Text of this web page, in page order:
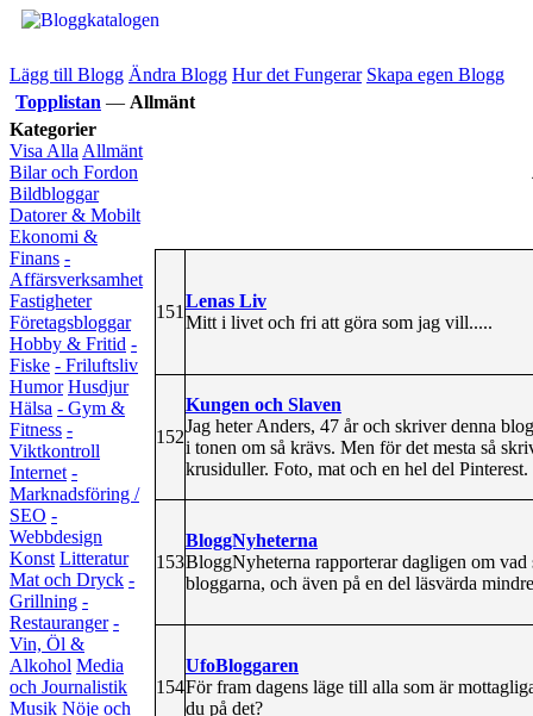
Lägg till Blogg Ändra Blogg Hur det Fungerar Skapa egen Blogg
Topplistan — Allmänt
Kategorier
Visa Alla Allmänt
Bilar och Fordon
Bildbloggar
Datorer & Mobilt
Ekonomi &
Finans -
Affärsverksamhet
Fastigheter
Företagsbloggar
Hobby & Fritid -
Fiske - Friluftsliv
Humor Husdjur
Hälsa - Gym &
Fitness -
Viktkontroll
Internet -
Marknadsföring /
SEO -
Webbdesign
Konst Litteratur
Mat och Dryck -
Grillning -
Restauranger -
Vin, Öl &
Alkohol Media
och Journalistik
Musik Nöje och
151
Lenas Liv
Mitt i livet och fri att göra som jag vill.....
152
Kungen och Slaven
Jag heter Anders, 47 år och skriver denna
i tonen om så krävs. Men för det mesta så
krusiduller. Foto, mat och en hel del Pinterest.
153
BloggNyheterna
BloggNyheterna rapporterar dagligen om vad
bloggarna, och även på en del läsvärda
154
UfoBloggaren
För fram dagens läge till alla som är
du på det?